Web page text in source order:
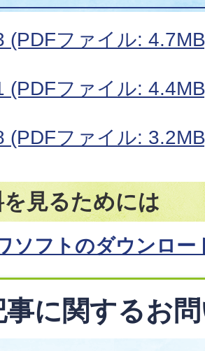
(PDFファイル:
(PDFファイル:
(PDFファイル:
見るためには
ソフトのダウンロー
事に関するお